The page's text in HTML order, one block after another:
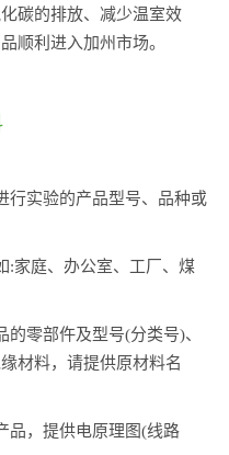
碳的排放、减少温室效
顺利进入加州市场。
行实验的产品型号、品种或
:家庭、办公室、工厂、煤
零部仵及型号(分类号)、
材料，请提供原材料名
品，提供电原理图(线路